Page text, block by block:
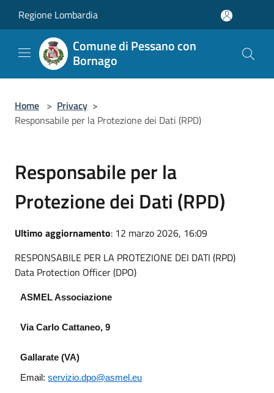
Regione Lombardia
Comune di Pessano con
Bornago
Home > Privacy >
Responsabile per la Protezione dei Dati (RPD)
Responsabile per la
Protezione dei Dati (RPD)
Ultimo aggiornamento: 12 marzo 2026, 16:09
RESPONSABILE PER LA PROTEZIONE DEI DATI (RPD)
Data Protection Officer (DPO)
ASMEL Associazione
Via Carlo Cattaneo, 9
Gallarate (VA)
Email:servizio.dpo@asmel.eu